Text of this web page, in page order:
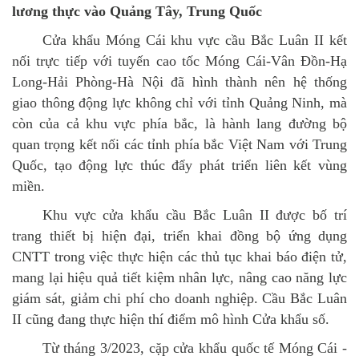
lương thực vào Quảng Tây, Trung Quốc
Cửa khẩu Móng Cái khu vực cầu Bắc Luân II kết
nối trực tiếp với tuyến cao tốc Móng Cái-Vân Đồn-Hạ
Long-Hải Phòng-Hà Nội đã hình thành nên hệ thống
giao thông động lực không chỉ với tỉnh Quảng Ninh, mà
còn của cả khu vực phía bắc, là hành lang đường bộ
quan trọng kết nối các tỉnh phía bắc Việt Nam với Trung
Quốc, tạo động lực thúc đẩy phát triển liên kết vùng
miền.
Khu vực cửa khẩu cầu Bắc Luân II được bố trí
trang thiết bị hiện đại, triển khai đồng bộ ứng dụng
CNTT trong việc thực hiện các thủ tục khai báo điện tử,
mang lại hiệu quả tiết kiệm nhân lực, nâng cao năng lực
giám sát, giảm chi phí cho doanh nghiệp. Cầu Bắc Luân
II cũng đang thực hiện thí điểm mô hình Cửa khẩu số.
Từ tháng 3/2023, cặp cửa khẩu quốc tế Móng Cái -